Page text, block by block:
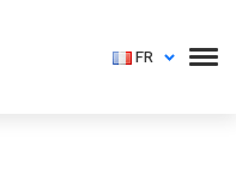
FR
cet événement